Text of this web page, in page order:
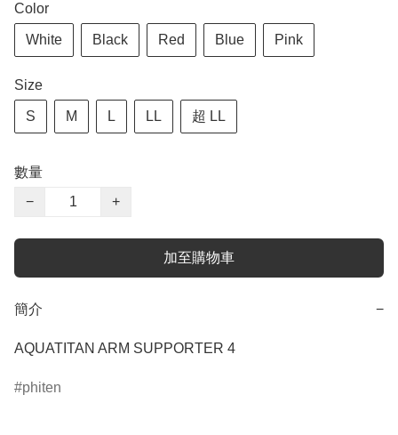
Color
White Black Red Blue Pink
Size
S M L LL 超 LL
數量
−
+
加至購物車
簡介 −
AQUATITAN ARM SUPPORTER 4
phiten